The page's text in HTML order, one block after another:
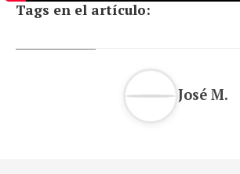
Tags en el artículo:
José M.